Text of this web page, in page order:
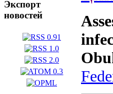
Экспорт
новостей